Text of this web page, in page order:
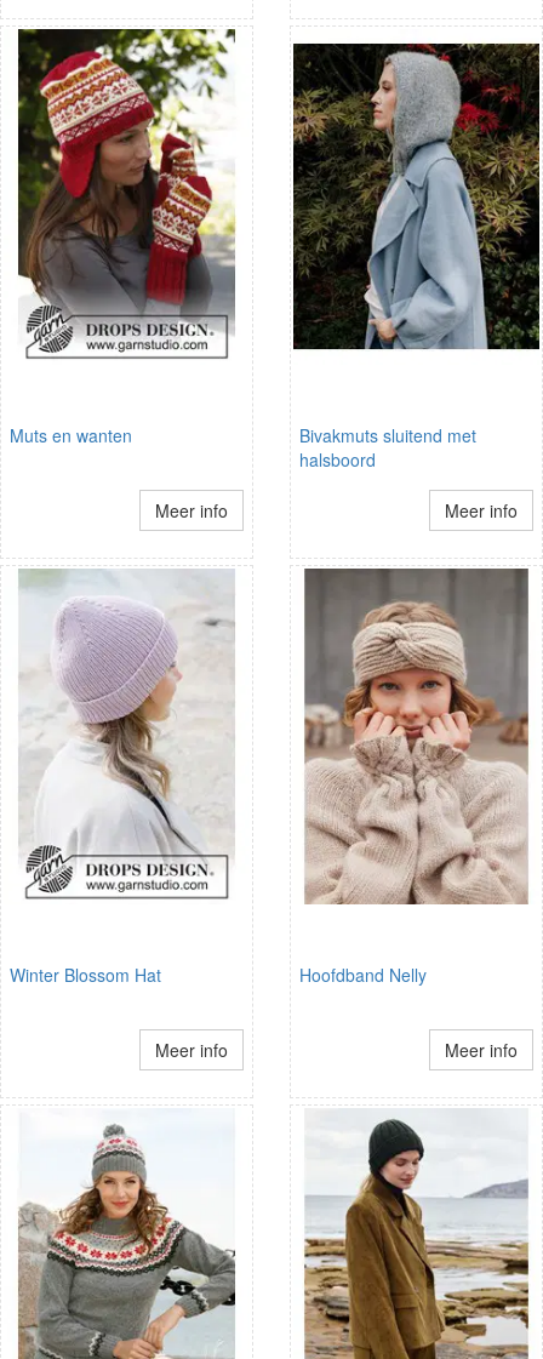
Muts en wanten
Meer info
Bivakmuts sluitend met
halsboord
Meer info
Winter Blossom Hat
Meer info
Hoofdband Nelly
Meer info